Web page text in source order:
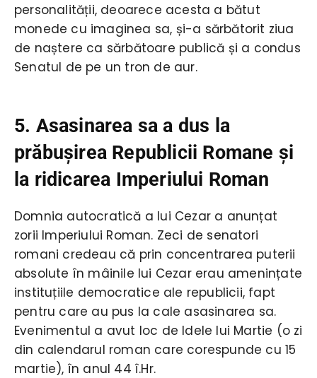
personalității, deoarece acesta a bătut
monede cu imaginea sa, și-a sărbătorit ziua
de naștere ca sărbătoare publică și a condus
Senatul de pe un tron de aur.
5. Asasinarea sa a dus la
prăbușirea Republicii Romane și
la ridicarea Imperiului Roman
Domnia autocratică a lui Cezar a anunțat
zorii Imperiului Roman. Zeci de senatori
romani credeau că prin concentrarea puterii
absolute în mâinile lui Cezar erau amenințate
instituțiile democratice ale republicii, fapt
pentru care au pus la cale asasinarea sa.
Evenimentul a avut loc de Idele lui Martie (o zi
din calendarul roman care corespunde cu 15
martie), în anul 44 î.Hr.